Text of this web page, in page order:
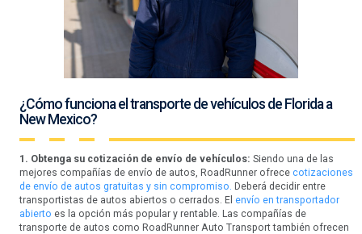
¿Cómo funciona el transporte de vehículos de Florida a
New Mexico?
1. Obtenga su cotización de envío de vehículos: Siendo una de las
mejores compañías de envío de autos, RoadRunner ofrece cotizaciones
de envío de autos gratuitas y sin compromiso. Deberá decidir entre
transportistas de autos abiertos o cerrados. El envío en transportador
abierto es la opción más popular y rentable. Las compañías de
transporte de autos como RoadRunner Auto Transport también ofrecen